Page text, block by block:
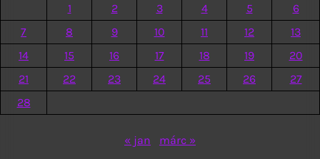
1
2 3 4 5
6
7
8 9 10 11 12
13
14
15 16 17 18 19
20
21
22 23 24 25 26
27
28
« jan márc »